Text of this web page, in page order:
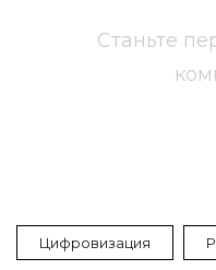
Станьте
Цифровизация